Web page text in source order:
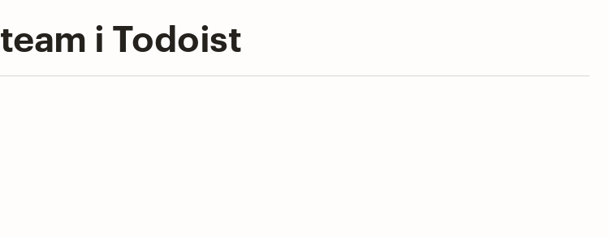
i Todoist